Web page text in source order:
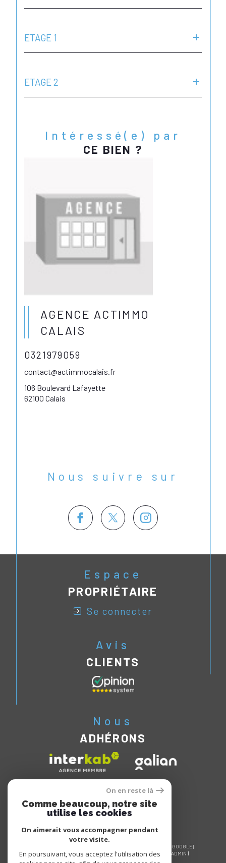
ETAGE 1
ETAGE 2
Intéressé(e) par
CE BIEN ?
AGENCE ACTIMMO
CALAIS
0321979059
contact@actimmocalais.fr
106 Boulevard Lafayette
62100 Calais
Nous suivre sur
Espace
PROPRIÉTAIRE
se connecter
Avis
CLIENTS
Nous
ADHÉRONS
© 2026 | TOUS DROITS RÉSERVÉS | TRADUCTION POWERED BY GOOGLE |
NOS HONORAIRES
PLAN DU SITE MENTIONS LÉGALES
ADMIN
NOS LIENS
POLITIQUE RGPD COOKIES
On en reste là
Comme beaucoup, notre site
utilise les cookies
On aimerait vous accompagner pendant
votre visite.
En poursuivant, vous acceptez l'utilisation des